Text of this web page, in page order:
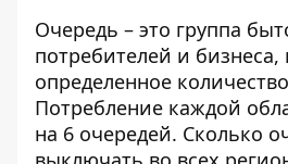
Очередь – это группа
потребителей и
определенное
Потребление каждой
на 6 очередей. Сколько